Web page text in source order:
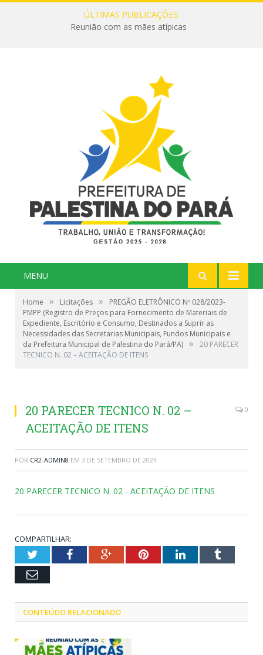
ÚLTIMAS PUBLICAÇÕES:
Reunião com as mães atípicas
MENU
Home » Licitações »
PREGÃO ELETRÔNICO Nº 028/2023-
PMPP (Registro de Preços para Fornecimento de Materiais de
Expediente, Escritório e Consumo, Destinados a Suprir as
Necessidades das Secretarias Municipais, Fundos Municipais e
da Prefeitura Municipal de Palestina do Pará/PA) »
20 PARECER
TECNICO N. 02 – ACEITAÇÃO DE ITENS
20 PARECER TECNICO N. 02 –
ACEITAÇÃO DE ITENS
0
POR CR2-ADMIN8 EM 3 DE SETEMBRO DE 2024
20 PARECER TECNICO N. 02 - ACEITAÇÃO DE ITENS
COMPARTILHAR:
TwitterFacebookGoogle+PinterestLinkedInTumblr
Email
CONTEÚDO RELACIONADO